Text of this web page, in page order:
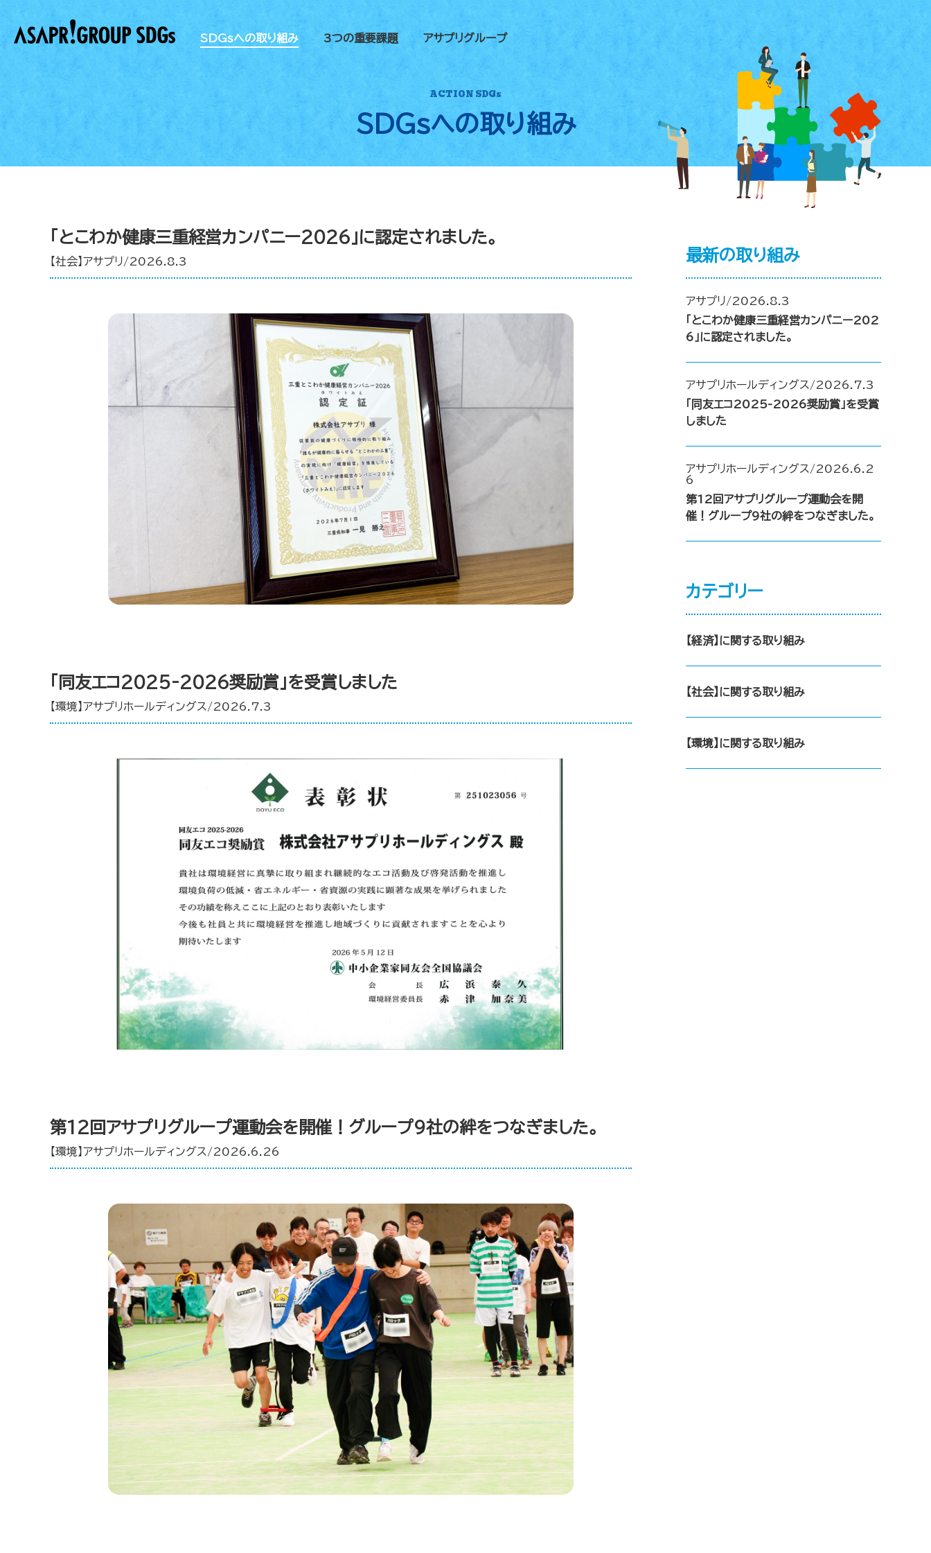
SDGsへの取り組み 3つの重要課題 アサプリグループ
ACTION SDGs
SDGsへの取り組み
「とこわか健康三重経営カンパニー2026」に認定されました。
【社会】アサプリ/2026.8.3
「同友エコ2025-2026奨励賞」を受賞しました
【環境】アサプリホールディングス/2026.7.3
第12回アサプリグループ運動会を開催！グループ9社の絆をつなぎました。
【環境】アサプリホールディングス/2026.6.26
最新の取り組み
アサプリ/2026.8.3
「とこわか健康三重経営カンパニー202
6」に認定されました。
アサプリホールディングス/2026.7.3
「同友エコ2025-2026奨励賞」を受賞
しました
アサプリホールディングス/2026.6.2
6
第12回アサプリグループ運動会を開
催！グループ9社の絆をつなぎました。
カテゴリー
【経済】に関する取り組み
【社会】に関する取り組み
【環境】に関する取り組み